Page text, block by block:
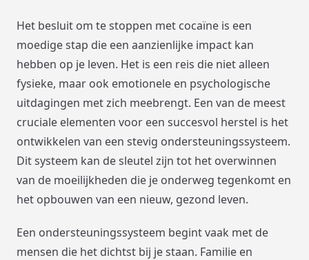
Het besluit om te stoppen met cocaïne is een
moedige stap die een aanzienlijke impact kan
hebben op je leven. Het is een reis die niet alleen
fysieke, maar ook emotionele en psychologische
uitdagingen met zich meebrengt. Een van de meest
cruciale elementen voor een succesvol herstel is het
ontwikkelen van een stevig ondersteuningssysteem.
Dit systeem kan de sleutel zijn tot het overwinnen
van de moeilijkheden die je onderweg tegenkomt en
het opbouwen van een nieuw, gezond leven.
Een ondersteuningssysteem begint vaak met de
mensen die het dichtst bij je staan. Familie en